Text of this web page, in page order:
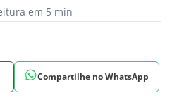
em 5 min
Compartilhe no WhatsApp